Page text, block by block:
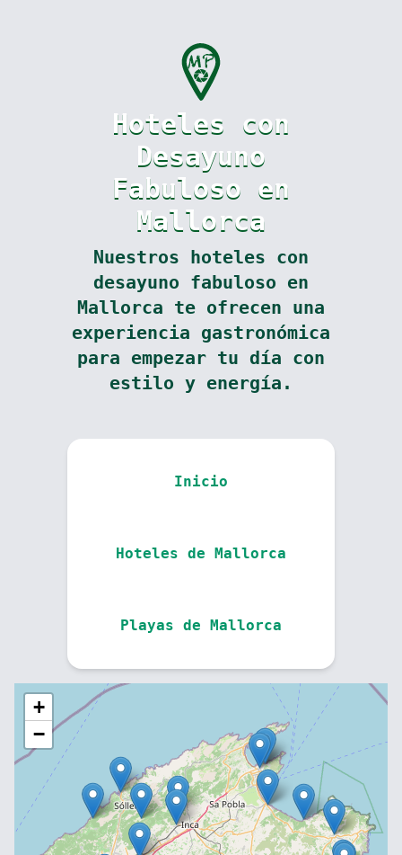
Hoteles con
Desayuno
Fabuloso en
Mallorca
Nuestros hoteles con
desayuno fabuloso en
Mallorca te ofrecen una
experiencia gastronómica
para empezar tu día con
estilo y energía.
Inicio
Hoteles de Mallorca
Playas de Mallorca
+
−